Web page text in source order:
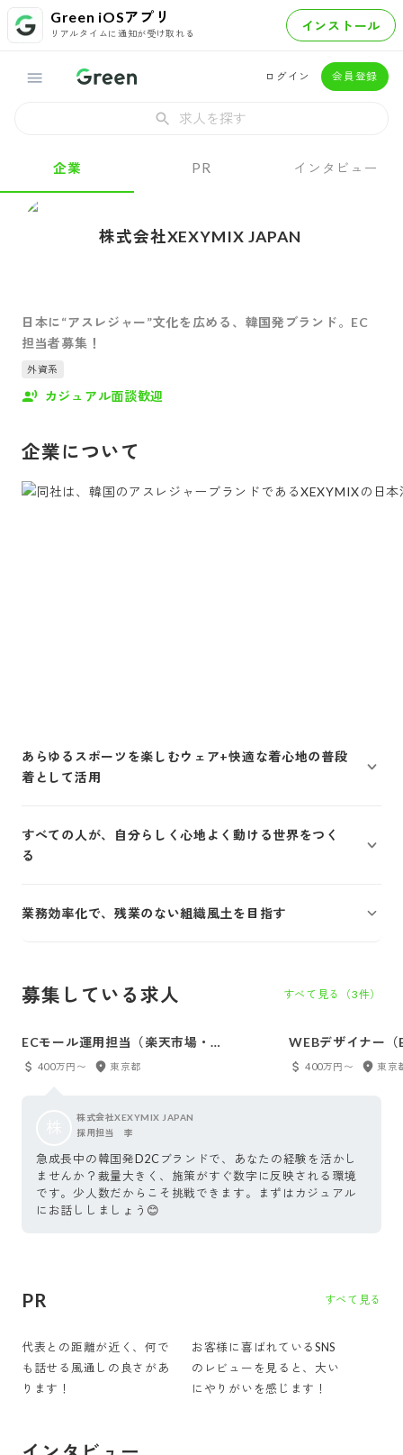
Green iOSアプリ
リアルタイムに通知が受け取れる インストール
ログイン 会員登録
求人を探す
企業 PR インタビュー
株式会社XEXYMIX JAPAN
日本に“アスレジャー”文化を広める、韓国発ブランド。EC
担当者募集！
外資系
カジュアル面談歓迎
企業について
あらゆるスポーツを楽しむウェア+快適な着心地の普段
着として活用
すべての人が、自分らしく心地よく動ける世界をつく
る
業務効率化で、残業のない組織風土を目指す
募集している求人 すべて見る（3件）
ECモール運用担当（楽天市場・
Amazon・Yahoo!ショッピング・
400万円〜 東京都
WEBデザイナー（
イティブ全般を担
400万円〜 東京
株式会社XEXYMIX JAPAN
採用担当 李
急成長中の韓国発D2Cブランドで、あなたの経験を活かし
ませんか？裁量大きく、施策がすぐ数字に反映される環境
です。少人数だからこそ挑戦できます。まずはカジュアル
にお話ししましょう😊
PR すべて見る
代表との距離が近く、何で
も話せる風通しの良さがあ
ります！
お客様に喜ばれているSNS
のレビューを見ると、大い
にやりがいを感じます！